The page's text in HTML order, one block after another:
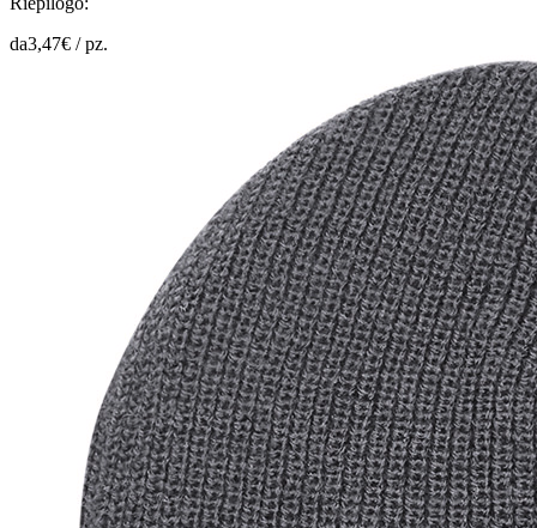
da3,47€ /pz.